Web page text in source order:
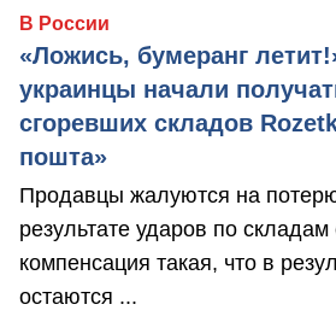
В России
«Ложись, бумеранг
украинцы начали
сгоревших складов
пошта»
Продавцы жалуются на
результате ударов по складам
компенсация такая, что в
остаются ...